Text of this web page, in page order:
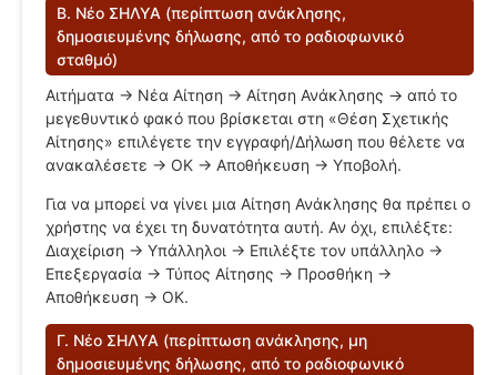
B. Νέο ΣΗΛΥΑ (περίπτωση ανάκλησης,
δημοσιευμένης δήλωσης, από το ραδιοφωνικό
σταθμό)
Αιτήματα -> Νέα Αίτηση -> Αίτηση Ανάκλησης -> από το
μεγεθυντικό φακό που βρίσκεται στη «Θέση Σχετικής
Αίτησης» επιλέγετε την εγγραφή/Δήλωση που θέλετε να
ανακαλέσετε -> ΟΚ -> Αποθήκευση -> Υποβολή.
Για να μπορεί να γίνει μια Αίτηση Ανάκλησης θα πρέπει ο
χρήστης να έχει τη δυνατότητα αυτή. Αν όχι, επιλέξτε:
Διαχείριση -> Υπάλληλοι -> Επιλέξτε τον υπάλληλο ->
Επεξεργασία -> Τύπος Αίτησης -> Προσθήκη ->
Αποθήκευση -> ΟΚ.
Γ. Νέο ΣΗΛΥΑ (περίπτωση ανάκλησης, μη
δημοσιευμένης δήλωσης, από το ραδιοφωνικό